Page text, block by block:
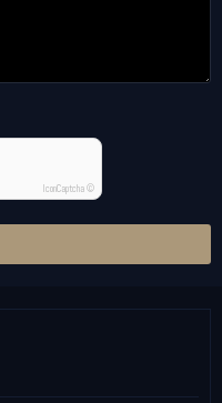
IconCaptcha ©